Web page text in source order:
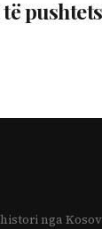
nga